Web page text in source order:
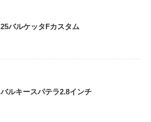
25バルケッタFカスタム
バルキースパテラ2.8インチ